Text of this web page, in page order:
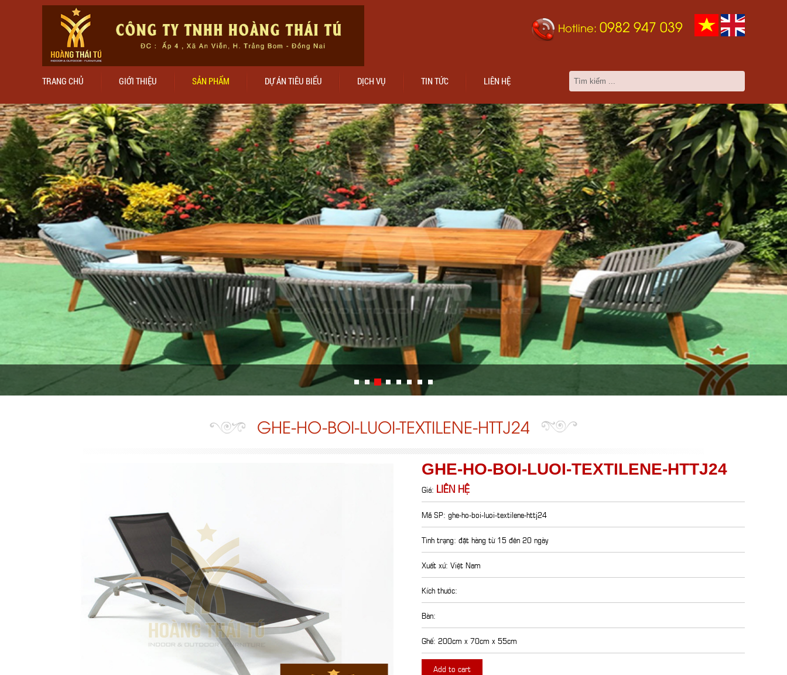
Hotline: 0982 947 039
TRANG CHỦ GIỚI THIỆU SẢN PHẨM DỰ ÁN TIÊU BIỂU DỊCH VỤ TIN TỨC LIÊN HỆ
GHE-HO-BOI-LUOI-TEXTILENE-HTTJ24
GHE-HO-BOI-LUOI-TEXTILENE-HTTJ24
Giá: LIÊN HỆ
Mã SP: ghe-ho-boi-luoi-textilene-httj24
Tình trạng: đặt hàng từ 15 đên 20 ngày
Xuất xứ: Việt Nam
Kích thước:
Bàn:
Ghế: 200cm x 70cm x 55cm
Add to cart